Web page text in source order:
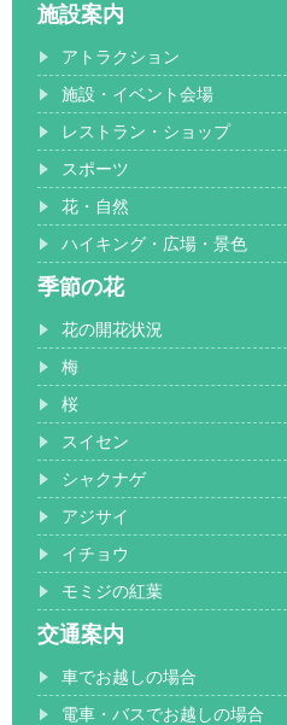
施設案内
アトラクション
施設・イベント会場
レストラン・ショップ
スポーツ
花・自然
ハイキング・広場・景色
季節の花
花の開花状況
梅
桜
スイセン
シャクナゲ
アジサイ
イチョウ
モミジの紅葉
交通案内
車でお越しの場合
電車・バスでお越しの場合